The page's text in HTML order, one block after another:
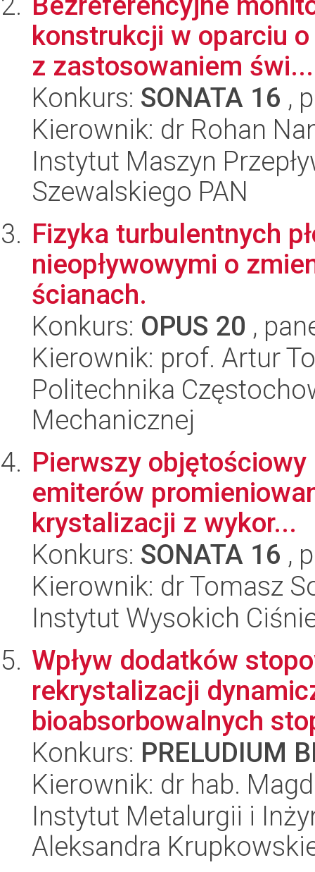
konstrukcji w oparciu
z zastosowaniem świ...
Konkurs: SONATA 16 ,
Kierownik: dr Rohan
Instytut Maszyn
Szewalskiego PAN
Fizyka turbulentnych
nieopływowymi o
ścianach.
Konkurs: OPUS 20 ,
Kierownik: prof. Artur
Politechnika
Mechanicznej
Pierwszy
emiterów
krystalizacji z wykor...
Konkurs: SONATA 16 ,
Kierownik: dr Tomasz
Instytut Wysokich
Wpływ dodatków
rekrystalizacji
bioabsorbowalnych
Konkurs: PRELUDIUM
Kierownik: dr hab.
Instytut Metalurgii i
Aleksandra